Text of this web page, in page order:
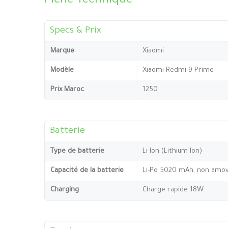
Specs & Prix
Marque Xiaomi
Modèle Xiaomi Redmi 9 Prime
Prix Maroc 1250
Batterie
Type de batterie Li-Ion (Lithium Ion)
Capacité de la batterie Li-Po 5020 mAh, non
Charging Charge rapide 18W